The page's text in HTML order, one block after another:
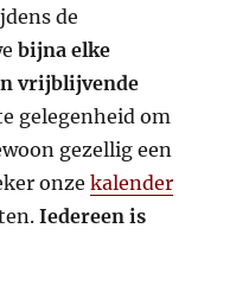
de
bijna elke
vrijblijvende
gelegenheid om
gezellig een
onzekalender
Iedereen is